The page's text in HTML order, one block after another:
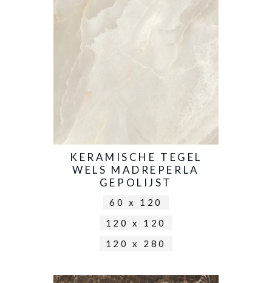
KERAMISCHE TEGEL
WELS MADREPERLA
GEPOLIJST
60 x 120
120 x 120
120 x 280